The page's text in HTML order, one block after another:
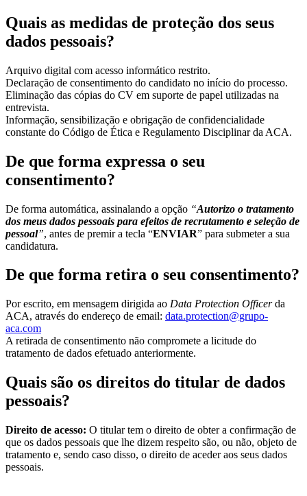
Quais as medidas de proteção dos seus
dados pessoais?
Arquivo digital com acesso informático restrito.
Declaração de consentimento do candidato no início do processo.
Eliminação das cópias do CV em suporte de papel utilizadas na
entrevista.
Informação, sensibilização e obrigação de confidencialidade
constante do Código de Ética e Regulamento Disciplinar da ACA.
De que forma expressa o seu
consentimento?
De forma automática, assinalando a opção “Autorizo o tratamento
dos meus dados pessoais para efeitos de recrutamento e seleção de
pessoal”, antes de premir a tecla “ENVIAR” para submeter a sua
candidatura.
De que forma retira o seu consentimento?
Por escrito, em mensagem dirigida ao Data Protection Officerda
ACA, através do endereço de email: data.protection@grupo-
aca.com
A retirada de consentimento não compromete a licitude do
tratamento de dados efetuado anteriormente.
Quais são os direitos do titular de dados
pessoais?
Direito de acesso: O titular tem o direito de obter a confirmação de
que os dados pessoais que lhe dizem respeito são, ou não, objeto de
tratamento e, sendo caso disso, o direito de aceder aos seus dados
pessoais.